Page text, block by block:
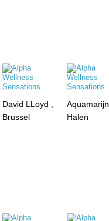
David LLoyd ,
Brussel
Aquamarijn,
Halen